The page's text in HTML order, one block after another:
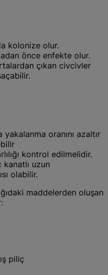
kolonize olur.
önce enfekte olur.
çıkan civcivler
yakalanma oranını azaltır
kontrol edilmelidir.
kanatlı uzun
olabilir.
maddelerden oluşan